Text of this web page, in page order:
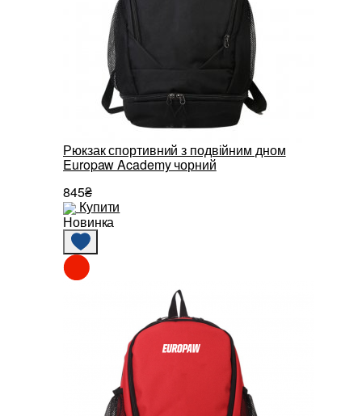
Рюкзак спортивний з подвійним дном
Europaw Academy чорний
845₴
Купити
Новинка